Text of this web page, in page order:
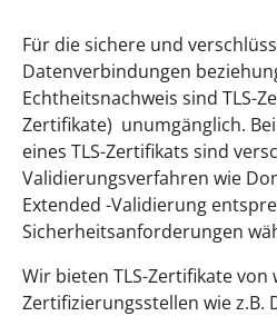
Für die sichere und
Datenverbindungen
Echtheitsnachweis sind TLS-
Zertifikate) unumgänglich.
eines TLS-Zertifikats sind
Validierungsverfahren wie
Extended -Validierung
Sicherheitsanforderungen
Wir bieten TLS-Zertifikate
Zertifizierungsstellen wie z.B.